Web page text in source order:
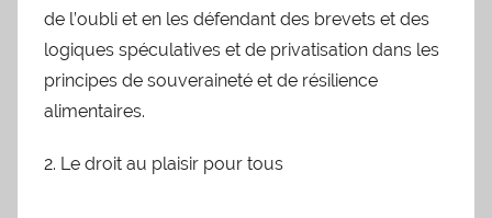
de l’oubli et en les défendant des brevets et des
logiques spéculatives et de privatisation dans les
principes de souveraineté et de résilience
alimentaires.
2. Le droit au plaisir pour tous